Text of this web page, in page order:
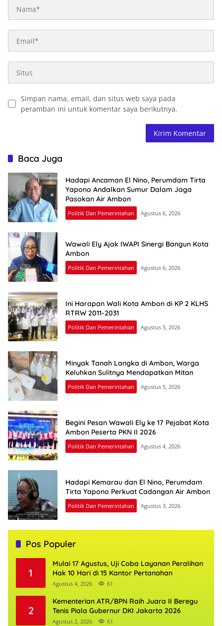
Simpan nama, email, dan situs web saya pada
peramban ini untuk komentar saya berikutnya.
Baca Juga
Hadapi Ancaman El Nino, Perumdam Tirta
Yapono Andalkan Sumur Dalam Jaga
Pasokan Air Ambon
Politik Dan Pemerintahan Agustus 6, 2026
Wawali Ely Ajak IWAPI Sinergi Bangun Kota
Ambon
Politik Dan Pemerintahan Agustus 6, 2026
Ini Harapan Wali Kota Ambon di KP 2 KLHS
RTRW 2011-2031
Politik Dan Pemerintahan Agustus 5, 2026
Minyak Tanah Langka di Ambon, Warga
Keluhkan Sulitnya Mendapatkan Mitan
Politik Dan Pemerintahan Agustus 5, 2026
Begini Pesan Wawali Ely ke 17 Pejabat Kota
Ambon Peserta PKN II 2026
Politik Dan Pemerintahan Agustus 4, 2026
Hadapi Kemarau dan El Nino, Perumdam
Tirta Yapono Perkuat Cadangan Air Ambon
Politik Dan Pemerintahan Agustus 3, 2026
Pos Populer
1
Mulai 17 Agustus, Uji Coba Layanan Peralihan
Hak 10 Hari di 15 Kantor Pertanahan
Agustus 4, 2026 61
2
Kementerian ATR/BPN Raih Juara II Beregu
Tenis Piala Gubernur DKI Jakarta 2026
Agustus 2, 2026 61